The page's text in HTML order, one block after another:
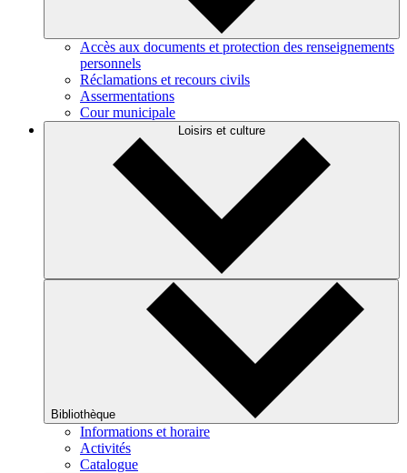
Accès aux documents et protection des renseignements
personnels
Réclamations et recours civils
Assermentations
Cour municipale
Loisirs et culture
Bibliothèque
Informations et horaire
Activités
Catalogue